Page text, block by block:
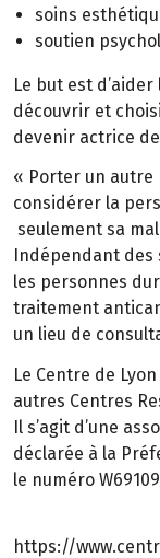
soins
soutien
Le but est
découvrir et
devenir actrice
« Porter un autre
considérer la
seulement sa
Indépendant
les personnes
traitement
un lieu de
Le Centre de
autres Centres
Il s’agit d’une
déclarée à la
le numéro
https://